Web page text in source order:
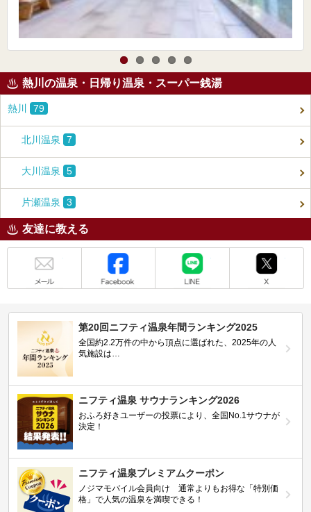
熱川の温泉・日帰り温泉・スーパー銭湯
熱川 79
北川温泉 7
大川温泉 5
片瀬温泉 3
友達に教える
第20回ニフティ温泉年間ランキング2025
全国約2.2万件の中から頂点に選ばれた、2025年の人
気施設は…
ニフティ温泉 サウナランキング2026
おふろ好きユーザーの投票により、全国No.1サウナが
決定！
ニフティ温泉プレミアムクーポン
ノジマモバイル会員向け 通常よりもお得な「特別価
格」で人気の温泉を満喫できる！